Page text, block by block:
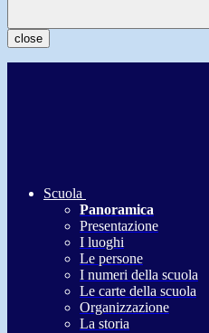
close
Scuola
Panoramica
Presentazione
I luoghi
Le persone
I numeri della scuola
Le carte della scuola
Organizzazione
La storia